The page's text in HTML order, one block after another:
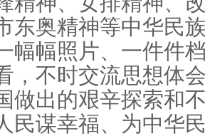
东奥精神等中华民
幅幅照片、一件件
，不时交流思想体
做出的艰辛探索和
民谋幸福、为中华